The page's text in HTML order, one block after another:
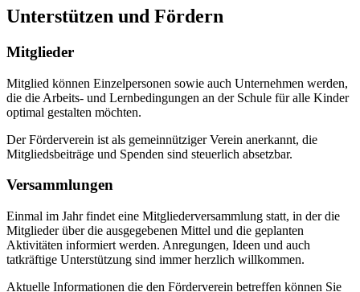
Unterstützen und Fördern
Mitglieder
Mitglied können Einzelpersonen sowie auch Unternehmen werden,
die die Arbeits- und Lernbedingungen an der Schule für alle Kinder
optimal gestalten möchten.
Der Förderverein ist als gemeinnütziger Verein anerkannt, die
Mitgliedsbeiträge und Spenden sind steuerlich absetzbar.
Versammlungen
Einmal im Jahr findet eine Mitgliederversammlung statt, in der die
Mitglieder über die ausgegebenen Mittel und die geplanten
Aktivitäten informiert werden. Anregungen, Ideen und auch
tatkräftige Unterstützung sind immer herzlich willkommen.
Aktuelle Informationen die den Förderverein betreffen können Sie